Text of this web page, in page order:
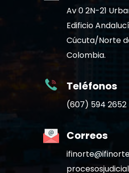
Av 0 2N-21
Edificio
Cúcuta/Norte
Colombia.
Teléfonos
(607) 594 2652
Correos